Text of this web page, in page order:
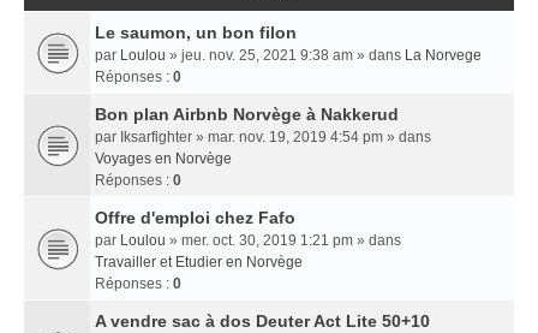
Le saumon, un bon filon
par Loulou » jeu. nov. 25, 2021 9:38 am » dans La Norvege
Réponses : 0
Bon plan Airbnb Norvège à Nakkerud
par Iksarfighter » mar. nov. 19, 2019 4:54 pm » dans
Voyages en Norvège
Réponses : 0
Offre d'emploi chez Fafo
par Loulou » mer. oct. 30, 2019 1:21 pm » dans
Travailler et Etudier en Norvège
Réponses : 0
A vendre sac à dos Deuter Act Lite 50+10